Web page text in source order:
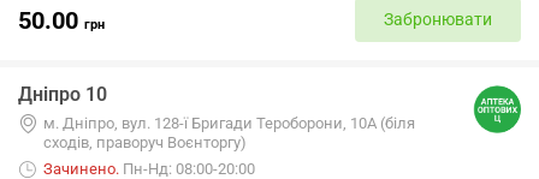
50.00 грн Забронювати
Дніпро 10
м. Дніпро, вул. 128-ї Бригади Тероборони, 10А (біля
сходів, праворуч Воєнторгу)
Зачинено. Пн-Нд: 08:00-20:00